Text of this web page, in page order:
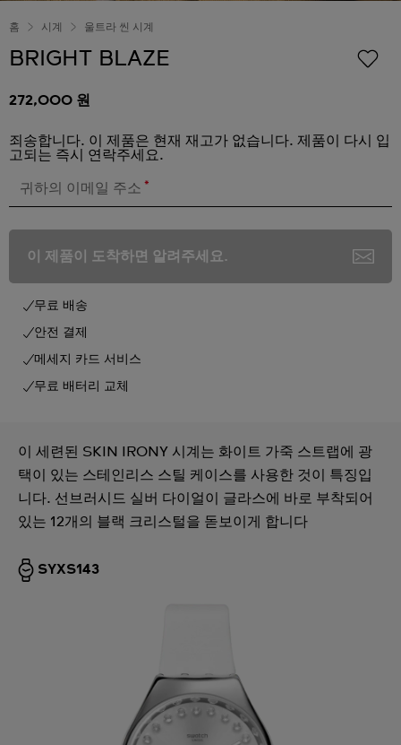
홈 시계 울트라 씬 시계
BRIGHT BLAZE
272,000 원
죄송합니다. 이 제품은 현재 재고가 없습니다. 제품이 다시 입
고되는 즉시 연락주세요.
귀하의 이메일 주소 *
이 제품이 도착하면 알려주세요.
무료 배송
안전 결제
메세지 카드 서비스
무료 배터리 교체
이 세련된 SKIN IRONY 시계는 화이트 가죽 스트랩에 광
택이 있는 스테인리스 스틸 케이스를 사용한 것이 특징입
니다. 선브러시드 실버 다이얼이 글라스에 바로 부착되어
있는 12개의 블랙 크리스털을 돋보이게 합니다
SYXS143